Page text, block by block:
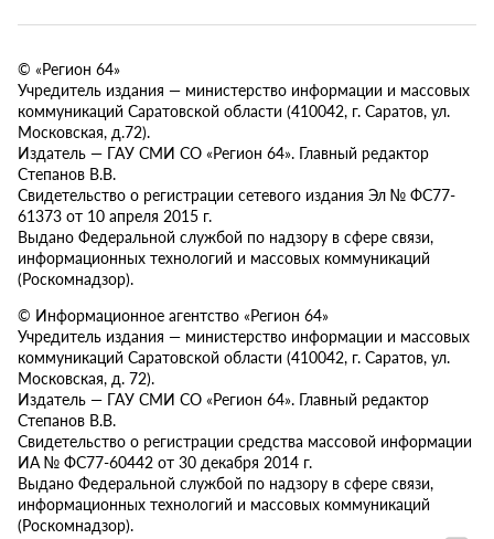
© «Регион 64»
Учредитель издания — министерство информации и массовых
коммуникаций Саратовской области (410042, г. Саратов, ул.
Московская, д.72).
Издатель — ГАУ СМИ СО «Регион 64». Главный редактор
Степанов В.В.
Свидетельство о регистрации сетевого издания Эл № ФС77-
61373 от 10 апреля 2015 г.
Выдано Федеральной службой по надзору в сфере связи,
информационных технологий и массовых коммуникаций
(Роскомнадзор).
© Информационное агентство «Регион 64»
Учредитель издания — министерство информации и массовых
коммуникаций Саратовской области (410042, г. Саратов, ул.
Московская, д. 72).
Издатель — ГАУ СМИ СО «Регион 64». Главный редактор
Степанов В.В.
Свидетельство о регистрации средства массовой информации
ИА № ФС77-60442 от 30 декабря 2014 г.
Выдано Федеральной службой по надзору в сфере связи,
информационных технологий и массовых коммуникаций
(Роскомнадзор).